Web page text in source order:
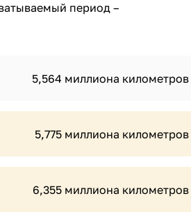
период –
5,564 миллиона километров
5,775 миллиона километров
6,355 миллиона километров